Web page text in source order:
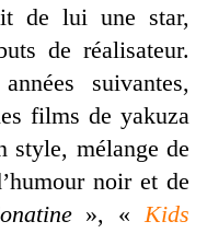
de lui une star,
de réalisateur.
suivantes,
films de yakuza
style, mélange de
noir et de
», «Kids